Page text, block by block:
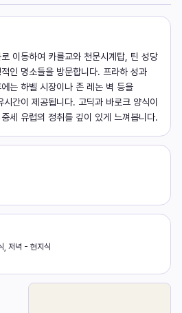
이동하여 카를교와 천문시계탑, 틴 성당
인 명소들을 방문합니다. 프라하 성과
는 하벨 시장이나 존 레논 벽 등을
간이 제공됩니다. 고딕과 바로크 양식이
세 유럽의 정취를 깊이 있게 느껴봅니다.
, 저녁 - 현지식